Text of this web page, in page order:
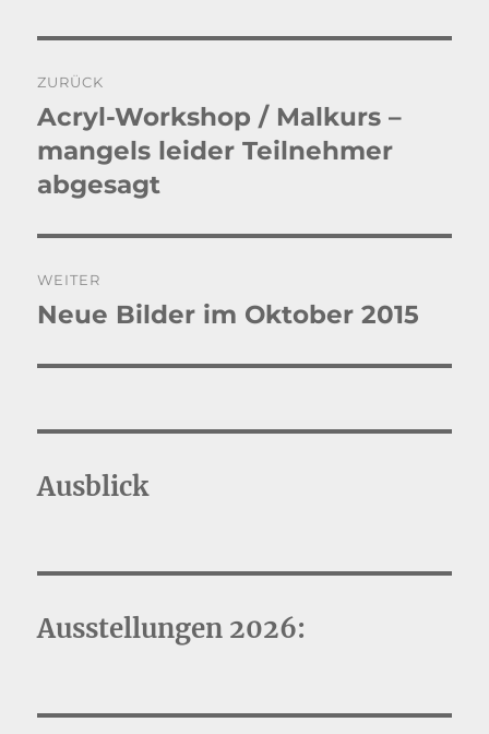
ZURÜCK
Vorheriger
Beitrag:
Acryl-Workshop / Malkurs –
mangels leider Teilnehmer
abgesagt
WEITER
Nächster
Neue Bilder im Oktober 2015
Ausblick
Ausstellungen 2026: